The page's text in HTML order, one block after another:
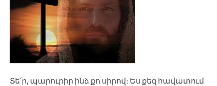
Տե՛ր, պարուրիր ինձ քո սիրով։ Ես քեզ հավատում